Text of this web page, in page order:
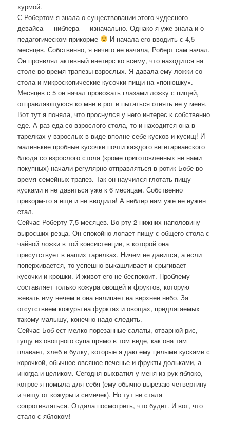
хурмой.
С Робертом я знала о существовании этого чудесного
девайса — ниблера — изначально. Однако я уже знала и о
педагогическом прикорме
И начала его вводить с 4,5
месяцев. Собственно, я ничего не начала, Роберт сам начал.
Он проявлял активный инетерс ко всему, что находится на
столе во время трапезы взрослых. Я давала ему ложки со
стола и микроскопические кусочки пищи на «понюшку».
Месяцев с 5 он начал провожать глазами ложку с пищей,
отправляющуюся ко мне в рот и пытаться отнять ее у меня.
Вот тут я поняла, что проснулся у него интерес к собственно
еде. А раз еда со взрослого стола, то и находится она в
тарелках у взрослых в виде вполне себе кусков и кусищ! И
маленькие пробные кусочки почти каждого вегетарианского
блюда со взрослого стола (кроме приготовленных не нами
покупных) начали регулярно отправляться в ротик Бобе во
время семейных трапез. Так он научился глотать пищу
кусками и не давиться уже к 6 месяцам. Собственно
прикорм-то я еще и не вводила! А ниблер нам уже не нужен
стал.
Сейчас Роберту 7,5 месяцев. Во рту 2 нижних наполовину
выросших резца. Он спокойно лопает пищу с общего стола с
чайной ложки в той консистенции, в которой она
присутствует в наших тарелках. Ничем не давится, а если
поперхивается, то успешно выкашливает и срыгивает
кусочки и крошки. И живот его не беспокоит. Проблему
составляет только кожура овощей и фруктов, которую
жевать ему нечем и она налипает на верхнее небо. За
отсутствием кожуры на фурктах и овощах, предлагаемых
такому малышу, конечно надо следить.
Сейчас Боб ест мелко порезанные салаты, отварной рис,
гущу из овощного супа прямо в том виде, как она там
плавает, хлеб и булку, которые я даю ему целыми кусками с
корочкой, обычное овсяное печенье и фрукты дольками, а
иногда и целиком. Сегодня выхватил у меня из рук яблоко,
котрое я помыла для себя (ему обычно вырезаю четвертину
и чищу от кожуры и семечек). Но тут не стала
сопротивляться. Отдала посмотреть, что будет. И вот, что
стало с яблоком!